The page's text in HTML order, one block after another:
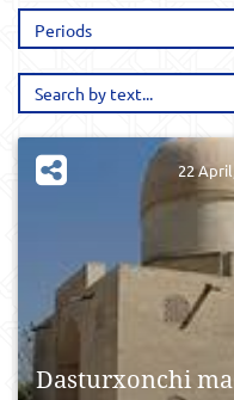
Periods
Dasturxonchi
22